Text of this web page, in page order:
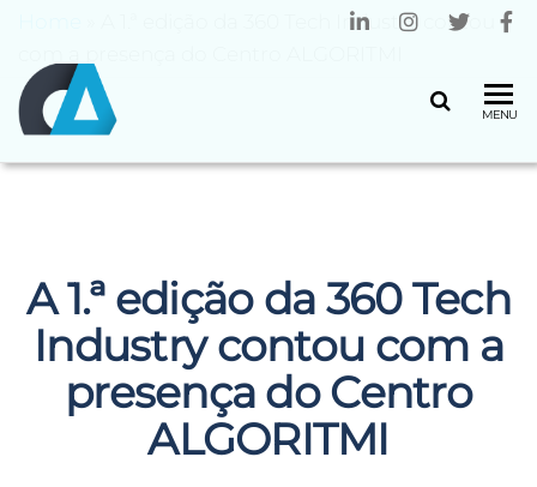
MENU
A 1.ª edição da 360 Tech Industry contou
A 1.ª edição da 360 Tech
Industry contou com a
presença do Centro
ALGORITMI